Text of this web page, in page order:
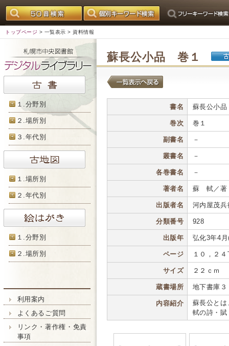
トップページ > 一覧表示 > 資料情報
１.分野別
２.場所別
３.年代別
１.場所別
２.年代別
１.分野別
２.場所別
利用案内
よくあるご質問
リンク・著作権・免責
事項
蘇長公小品 巻１
書名 蘇長公小品
巻次 巻１
副書名 －
叢書名 －
各巻書名 －
著者名 蘇 軾／著
出版者名 河内屋茂
分類番号 928
出版年 弘化3年4
ページ １０，２４
サイズ ２２ｃｍ
蔵書場所 地下書庫３
内容紹介
蘇長公と
軾の詩・